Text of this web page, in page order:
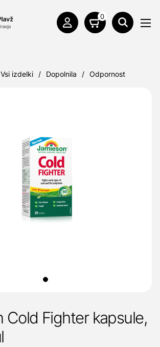
0
Vsi izdelki / Dopolnila / Odpornost
Cold Fighter kapsule,